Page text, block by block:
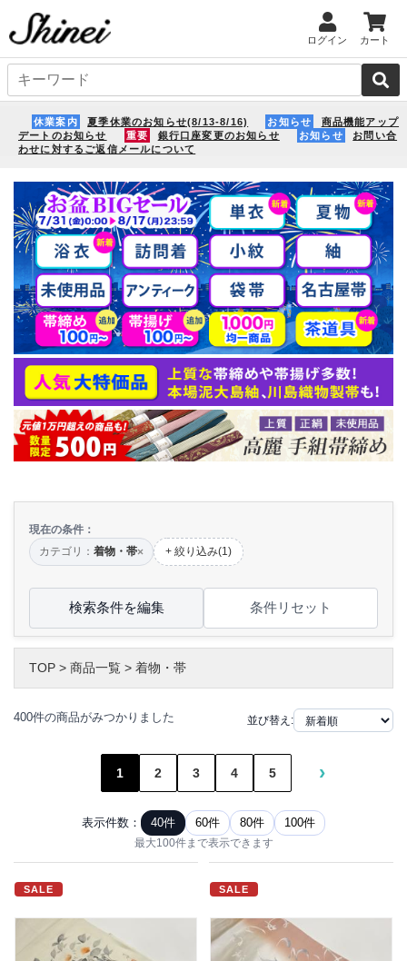
ログイン カート
休業案内 夏季休業のお知らせ(8/13-8/16) お知らせ
商品機能アップ
デートのお知らせ
重要 銀行口座変更のお知らせ お知らせ
お問い合
わせに対するご返信メールについて
現在の条件：
カテゴリ： 着物・帯× + 絞り込み(1)
検索条件を編集 条件リセット
TOP > 商品一覧 > 着物・帯
400件の商品がみつかりました 並び替え:
1 2 3 4 5 ›
表示件数： 40件 60件 80件 100件
最大100件まで表示できます
SALE SALE